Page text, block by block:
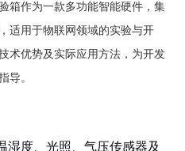
箱作为一款多功能智能硬件，集
适用于物联网领域的实验与开
术优势及实际应用方法，为开发
导。
湿度、光照、气压传感器及